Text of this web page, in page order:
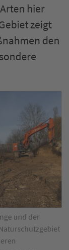
hier
zeigt
den
und der